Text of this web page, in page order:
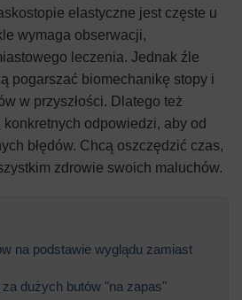
elastyczne jest częste u
wymaga obserwacji,
leczenia. Jednak źle
pogarszać biomechanikę stopy i
w przyszłości. Dlatego też
odpowiedzi, aby od
błędów. Chcą oszczędzić czas,
zdrowie swoich maluchów.
na podstawie wyglądu zamiast
za dużych butów "na zapas"